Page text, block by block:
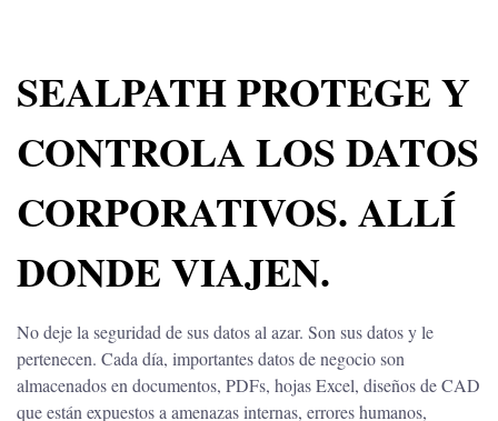
SEALPATH PROTEGE Y
CONTROLA LOS DATOS
CORPORATIVOS. ALLÍ
DONDE VIAJEN.
No deje la seguridad de sus datos al azar. Son sus datos y le
pertenecen. Cada día, importantes datos de negocio son
almacenados en documentos, PDFs, hojas Excel, diseños de CAD
que están expuestos a amenazas internas, errores humanos,